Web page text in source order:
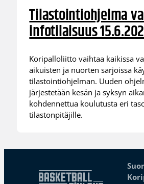
Tilastointiohjelma
infotilaisuus
Koripalloliitto vaihtaa kaikissa
aikuisten ja nuorten sarjoissa
tilastointiohjelman. Uuden
järjestetään kesän ja syksyn
kohdennettua koulutusta eri
tilastonpitäjille.